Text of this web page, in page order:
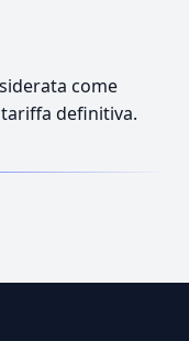
come
definitiva.